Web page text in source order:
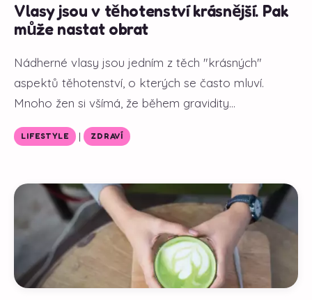
Vlasy jsou v těhotenství krásnější. Pak
může nastat obrat
Nádherné vlasy jsou jedním z těch "krásných"
aspektů těhotenství, o kterých se často mluví.
Mnoho žen si všímá, že během gravidity...
LIFESTYLE | ZDRAVÍ